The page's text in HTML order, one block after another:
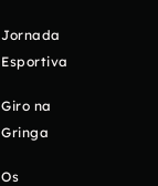
Jornada
Esportiva
Giro na
Gringa
Os